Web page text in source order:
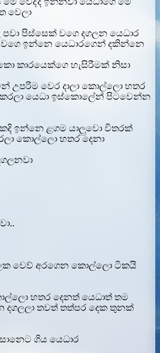
වෙලා
පිස්සෙක් වගෙ දගලන යෙධාර
වගෙ ඉන්නෙ යෙධාරගෙන් දකින්නෙ
කාරයෙක්ගෙ හැසිරීමක් නිසා
උපරිම වෙර දාලා කොල්ලො හතර
යෙධා ඉස්කොලේන් පිටවෙන්න
ඉන්නෙ ළගම යාලුවො විතරක්
කොල්ලො හතර දෙනා
වෙව් අරගෙන කොල්ලො ටිකයි
හතර දෙනත් යෙධාත් තම
තවත් තත්පර දෙක තුනක්
ගිය යෙධාර